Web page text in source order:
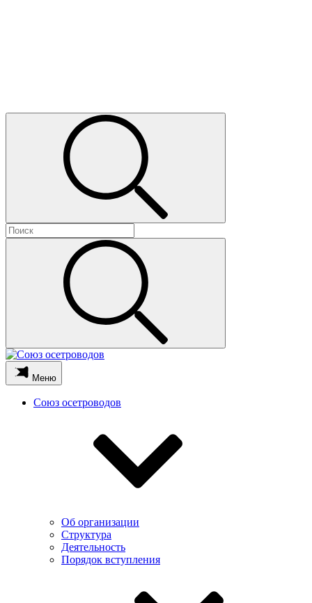
Меню
Союз осетроводов
Об организации
Структура
Деятельность
Порядок вступления